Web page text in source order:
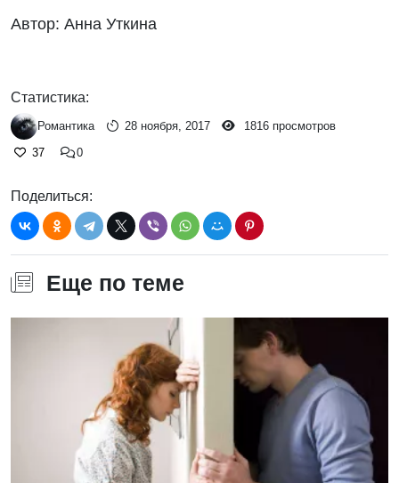
Автор: Анна Уткина
Статистика:
Романтика 28 ноября, 2017
1816 просмотров
37
0
Поделиться:
Еще по теме